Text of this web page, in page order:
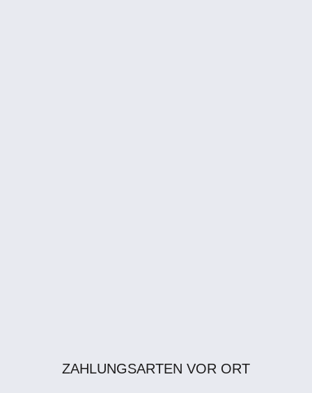
ZAHLUNGSARTEN VOR ORT